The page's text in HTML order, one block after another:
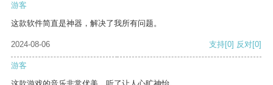
游客
这款软件简直是神器，解决了我所有问题。
2024-08-06 支持[0] 反对[0]
游客